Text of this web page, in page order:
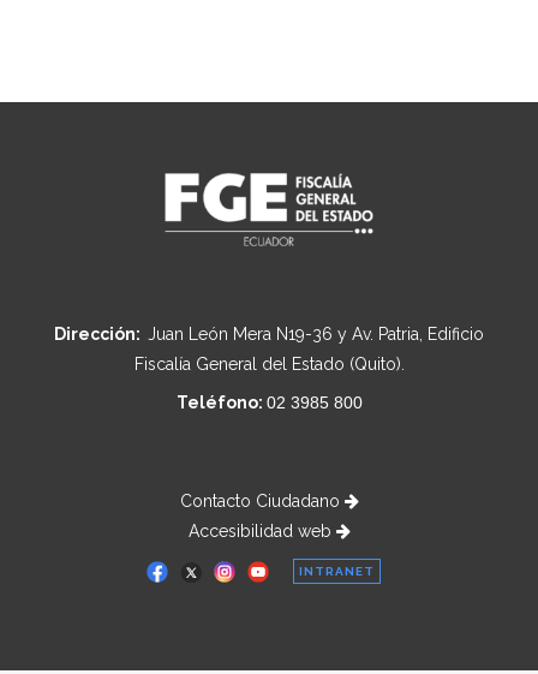
Dirección: Juan León Mera N19-36 y Av. Patria, Edificio
Fiscalía General del Estado (Quito).
Teléfono: 02 3985 800
Contacto Ciudadano
Accesibilidad web
INTRANET